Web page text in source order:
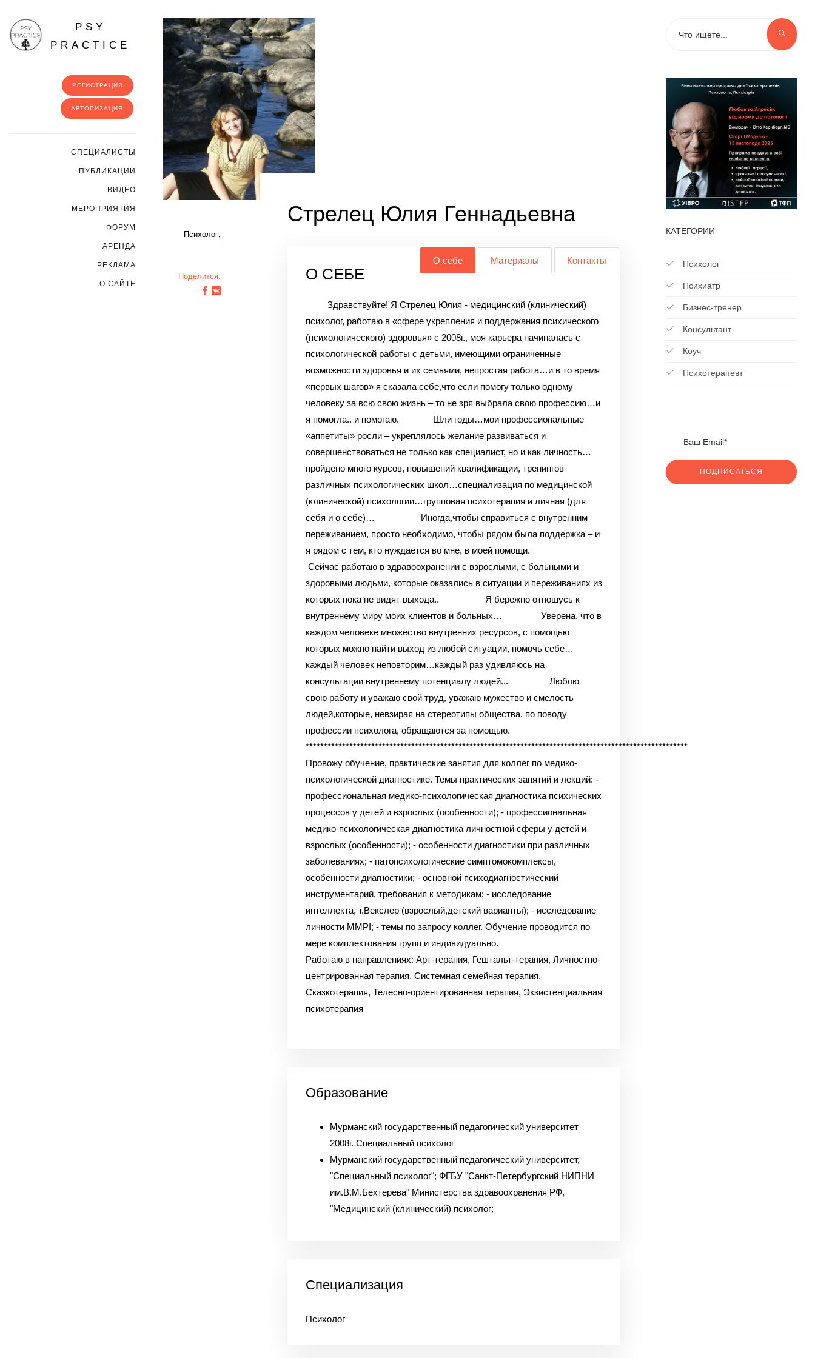
PSY
PRACTICE
РЕГИСТРАЦИЯ
АВТОРИЗАЦИЯ
CПЕЦИАЛИСТЫ
ПУБЛИКАЦИИ
ВИДЕО
МЕРОПРИЯТИЯ
ФОРУМ
АРЕНДА
РЕКЛАМА
О САЙТЕ
Психолог;
Поделится:
Стрелец Юлия Геннадьевна
О себе Материалы Контакты
О СЕБЕ
Здравствуйте! Я Стрелец Юлия - медицинский (клинический)
психолог, работаю в «сфере укрепления и поддержания психического
(психологического) здоровья» с 2008г., моя карьера начиналась с
психологической работы с детьми, имеющими ограниченные
возможности здоровья и их семьями, непростая работа…и в то время
«первых шагов» я сказала себе,что если помогу только одному
человеку за всю свою жизнь – то не зря выбрала свою профессию…и
я помогла.. и помогаю. Шли годы…мои профессиональные
«аппетиты» росли – укреплялось желание развиваться и
совершенствоваться не только как специалист, но и как личность…
пройдено много курсов, повышений квалификации, тренингов
различных психологических школ…специализация по медицинской
(клинической) психологии…групповая психотерапия и личная (для
себя и о себе)… Иногда,чтобы справиться с внутренним
переживанием, просто необходимо, чтобы рядом была поддержка – и
я рядом с тем, кто нуждается во мне, в моей помощи.
Сейчас работаю в здравоохранении с взрослыми, с больными и
здоровыми людьми, которые оказались в ситуации и переживаниях из
которых пока не видят выхода..
Я бережно отношусь к
внутреннему миру моих клиентов и больных…
Уверена, что в
каждом человеке множество внутренних ресурсов, с помощью
которых можно найти выход из любой ситуации, помочь себе…
каждый человек неповторим…каждый раз удивляюсь на
консультации внутреннему потенциалу людей... Люблю
свою работу и уважаю свой труд, уважаю мужество и смелость
людей,которые, невзирая на стереотипы общества, по поводу
профессии психолога, обращаются за помощью.
*********************************************************************************************************
Провожу обучение, практические занятия для коллег по медико-
психологической диагностике. Темы практических занятий и лекций: -
профессиональная медико-психологическая диагностика психических
процессов у детей и взрослых (особенности); - профессиональная
медико-психологическая диагностика личностной сферы у детей и
взрослых (особенности); - особенности диагностики при различных
заболеваниях; - патопсихологические симптомокомплексы,
особенности диагностики; - основной психодиагностический
инструментарий, требования к методикам; - исследование
интеллекта, т.Векслер (взрослый,детский варианты); - исследование
личности MMPI; - темы по запросу коллег. Обучение проводится по
мере комплектования групп и индивидуально.
Работаю в направлениях: Арт-терапия, Гештальт-терапия, Личностно-
центрированная терапия, Системная семейная терапия,
Сказкотерапия, Телесно-ориентированная терапия, Экзистенциальная
психотерапия
Образование
Мурманский государственный педагогический университет
2008г. Специальный психолог
Мурманский государственный педагогический университет,
"Специальный психолог"; ФГБУ "Санкт-Петербургский НИПНИ
им.В.М.Бехтерева" Министерства здравоохранения РФ,
"Медицинский (клинический) психолог;
Специализация
Психолог
КАТЕГОРИИ
Психолог
Психиатр
Бизнес-тренер
Консультант
Коуч
Психотерапевт
ПОДПИСАТЬСЯ